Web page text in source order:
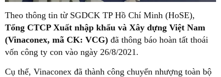
Theo thông tin từ SGDCK TP Hồ Chí Minh (HoSE),
Tổng CTCP Xuất nhập khẩu và Xây dựng Việt Nam
(Vinaconex, mã CK: VCG) đã thông báo hoàn tất thoái
vốn công ty con vào ngày 26/8/2021.
Cụ thể, Vinaconex đã thành công chuyển nhượng toàn bộ